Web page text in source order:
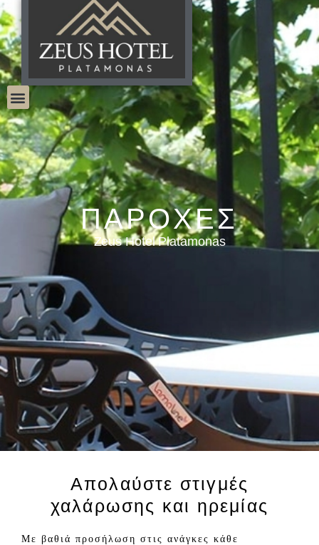
ΠΑΡΟΧΕΣ
Zeus Hotel Platamonas
Απολαύστε στιγμές
χαλάρωσης και ηρεμίας
Με βαθιά προσήλωση στις ανάγκες κάθε